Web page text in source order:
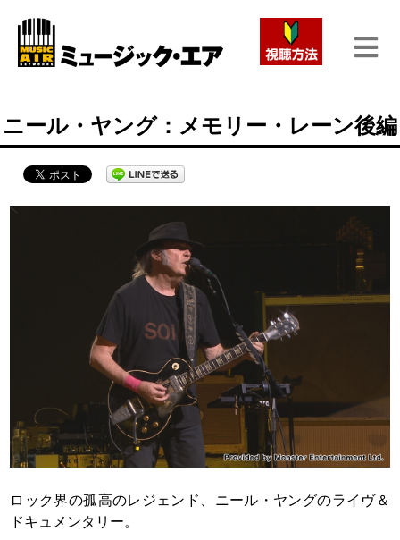
ニール・ヤング：メモリー・レーン後編
ロック界の孤高のレジェンド、ニール・ヤングのライヴ＆
ドキュメンタリー。